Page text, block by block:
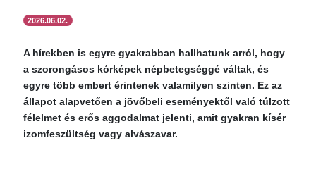
2026.06.02.
A hírekben is egyre gyakrabban hallhatunk arról, hogy
a szorongásos kórképek népbetegséggé váltak, és
egyre több embert érintenek valamilyen szinten. Ez az
állapot alapvetően a jövőbeli eseményektől való túlzott
félelmet és erős aggodalmat jelenti, amit gyakran kísér
izomfeszültség vagy alvászavar.